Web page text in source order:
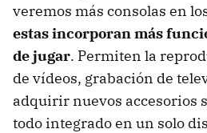
veremos más consolas en
estas incorporan más
de jugar. Permiten la
de vídeos, grabación de
adquirir nuevos accesorios
todo integrado en un solo